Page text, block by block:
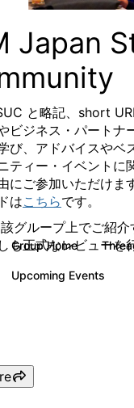
Japan
と略記、 short
ビジネス・パートナ
び、アドバイスやベ
ティー・イベントに
にご参加いただけま
はこちらです。
グループ上でご紹
も正式なレビューを
Group Home
Upcoming Events